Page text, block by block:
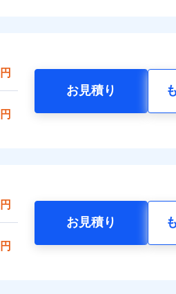
円
円
お見積り
円
円
お見積り